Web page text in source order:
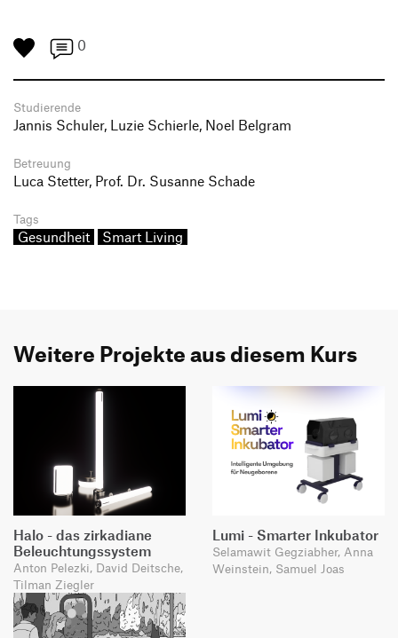
0
Studierende
Jannis Schuler, Luzie Schierle, Noel Belgram
Betreuung
Luca Stetter, Prof. Dr. Susanne Schade
Tags
Gesundheit Smart Living
Weitere Projekte aus diesem Kurs
Halo - das zirkadiane
Beleuchtungssystem
Anton Pelezki, David Deitsche,
Tilman Ziegler
Lumi - Smarter Inkubator
Selamawit Gegziabher, Anna
Weinstein, Samuel Joas